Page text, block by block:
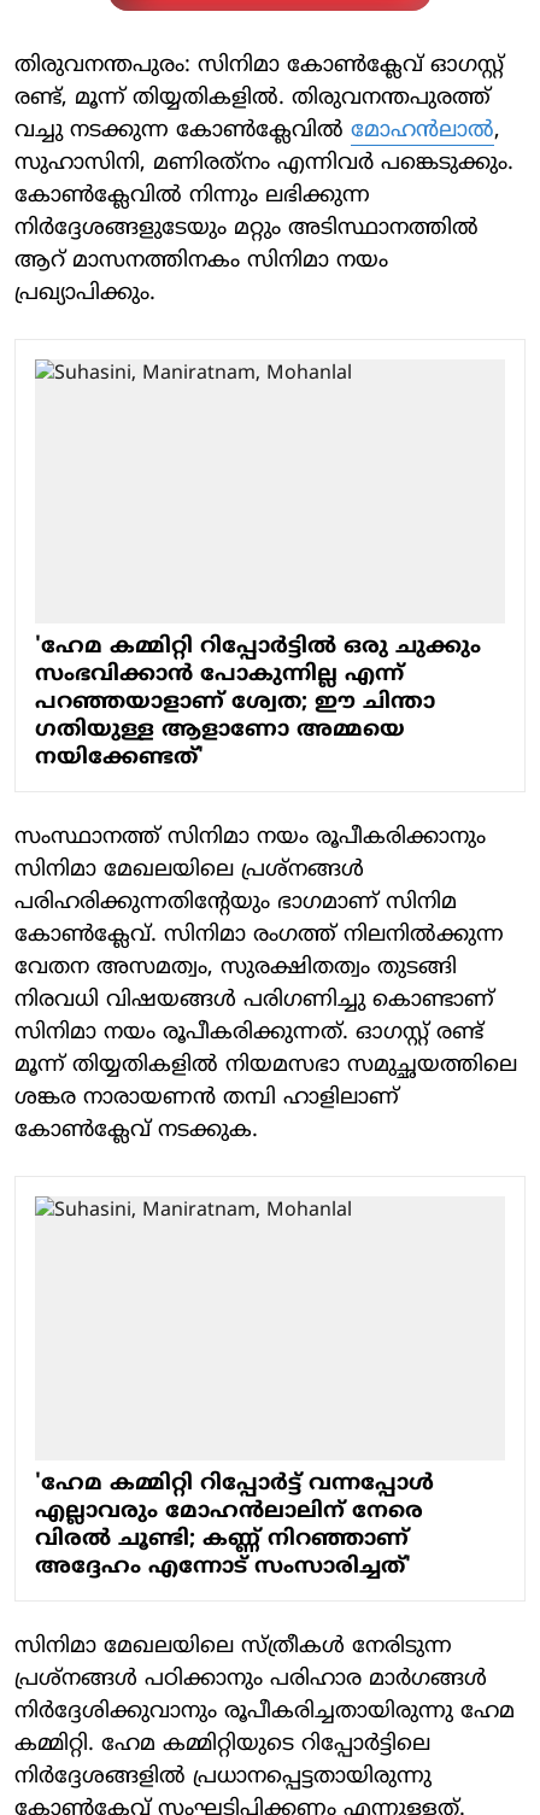
തിരുവനന്തപുരം: സിനിമാ കോണ്‍ക്ലേവ് ഓഗസ്റ്റ്
രണ്ട്, മൂന്ന് തിയ്യതികളില്‍. തിരുവനന്തപുരത്ത്
വച്ചു നടക്കുന്ന കോണ്‍ക്ലേവില്‍ മോഹന്‍ലാല്‍,
സുഹാസിനി, മണിരത്‌നം എന്നിവര്‍ പങ്കെടുക്കും.
കോണ്‍ക്ലേവില്‍ നിന്നും ലഭിക്കുന്ന
നിര്‍ദ്ദേശങ്ങളുടേയും മറ്റും അടിസ്ഥാനത്തില്‍
ആറ് മാസനത്തിനകം സിനിമാ നയം
പ്രഖ്യാപിക്കും.
'ഹേമ കമ്മിറ്റി റിപ്പോർട്ടിൽ ഒരു ചുക്കും
സംഭവിക്കാൻ പോകുന്നില്ല എന്ന്
പറഞ്ഞയാളാണ് ശ്വേത; ഈ ചിന്താ​
ഗതിയുള്ള ആളാണോ അമ്മയെ
നയിക്കേണ്ടത്'
സംസ്ഥാനത്ത് സിനിമാ നയം രൂപീകരിക്കാനും
സിനിമാ മേഖലയിലെ പ്രശ്‌നങ്ങള്‍
പരിഹരിക്കുന്നതിന്റേയും ഭാഗമാണ് സിനിമ
കോണ്‍ക്ലേവ്. സിനിമാ രംഗത്ത് നിലനില്‍ക്കുന്ന
വേതന അസമത്വം, സുരക്ഷിതത്വം തുടങ്ങി
നിരവധി വിഷയങ്ങള്‍ പരിഗണിച്ചു കൊണ്ടാണ്
സിനിമാ നയം രൂപീകരിക്കുന്നത്. ഓഗസ്റ്റ് രണ്ട്
മൂന്ന് തിയ്യതികളില്‍ നിയമസഭാ സമുച്ഛയത്തിലെ
ശങ്കര നാരായണന്‍ തമ്പി ഹാളിലാണ്
കോണ്‍ക്ലേവ് നടക്കുക.
'ഹേമ കമ്മിറ്റി റിപ്പോർട്ട് വന്നപ്പോൾ
എല്ലാവരും മോഹൻലാലിന് നേരെ
വിരൽ ചൂണ്ടി; കണ്ണ് നിറഞ്ഞാണ്
അദ്ദേഹം എന്നോട് സംസാരിച്ചത്'
സിനിമാ മേഖലയിലെ സ്ത്രീകള്‍ നേരിടുന്ന
പ്രശ്‌നങ്ങള്‍ പഠിക്കാനും പരിഹാര മാര്‍ഗങ്ങള്‍
നിര്‍ദ്ദേശിക്കുവാനും രൂപീകരിച്ചതായിരുന്നു ഹേമ
കമ്മിറ്റി. ഹേമ കമ്മിറ്റിയുടെ റിപ്പോര്‍ട്ടിലെ
നിര്‍ദ്ദേശങ്ങളില്‍ പ്രധാനപ്പെട്ടതായിരുന്നു